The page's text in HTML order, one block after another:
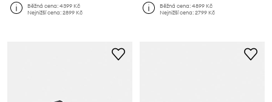
Běžná cena:4399 Kč
Nejnižší cena:2899 Kč
Běžná cena:4899 Kč
Nejnižší cena:2799 Kč